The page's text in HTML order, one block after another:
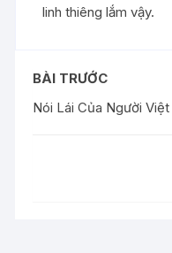
linh thiêng lắm vậy.
BÀI TRƯỚC
Nói Lái Của Người Việt